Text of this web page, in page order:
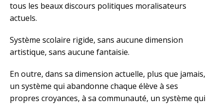
tous les beaux discours politiques moralisateurs
actuels.
Système scolaire rigide, sans aucune dimension
artistique, sans aucune fantaisie.
En outre, dans sa dimension actuelle, plus que jamais,
un système qui abandonne chaque élève à ses
propres croyances, à sa communauté, un système qui